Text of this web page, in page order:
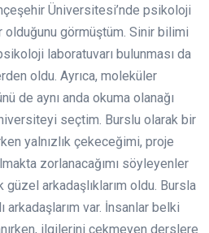
Üniversitesi’nde psikoloji
görmüştüm. Sinir bilimi
laboratuvarı bulunması da
oldu. Ayrıca, moleküler
de aynı anda okuma olanağı
seçtim. Burslu olarak bir
yalnızlık çekeceğimi, proje
zorlanacağımı söyleyenler
arkadaşlıklarım oldu. Bursla
arkadaşlarım var. İnsanlar belki
ilgilerini çekmeyen derslere